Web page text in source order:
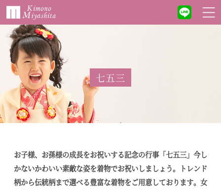
七五三
お子様、お孫様の成長をお祝いする記念の行事「七五三」今し
かないかわいい素敵な姿を着物でお祝いしましょう。
トレンド
柄から伝統柄まで選べる豊富な着物をご用意しております。女